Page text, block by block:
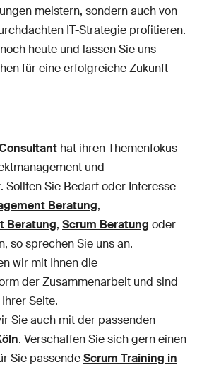
meistern, sondern auch von
IT-Strategie profitieren.
heute und lassen Sie uns
für eine erfolgreiche Zukunft
hat ihren Themenfokus
und
Sollten Sie Bedarf oder Interesse
Beratung,
Beratung, Scrum Beratung oder
so sprechen Sie uns an.
wir mit Ihnen die
der Zusammenarbeit und sind
Seite.
Sie auch mit der passenden
. Verschaffen Sie sich gern einen
Sie passendeScrum Training in